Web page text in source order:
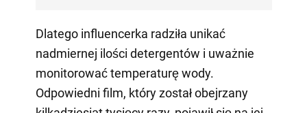
Dlatego influencerka radziła unikać
nadmiernej ilości detergentów i uważnie
monitorować temperaturę wody.
Odpowiedni film, który został obejrzany